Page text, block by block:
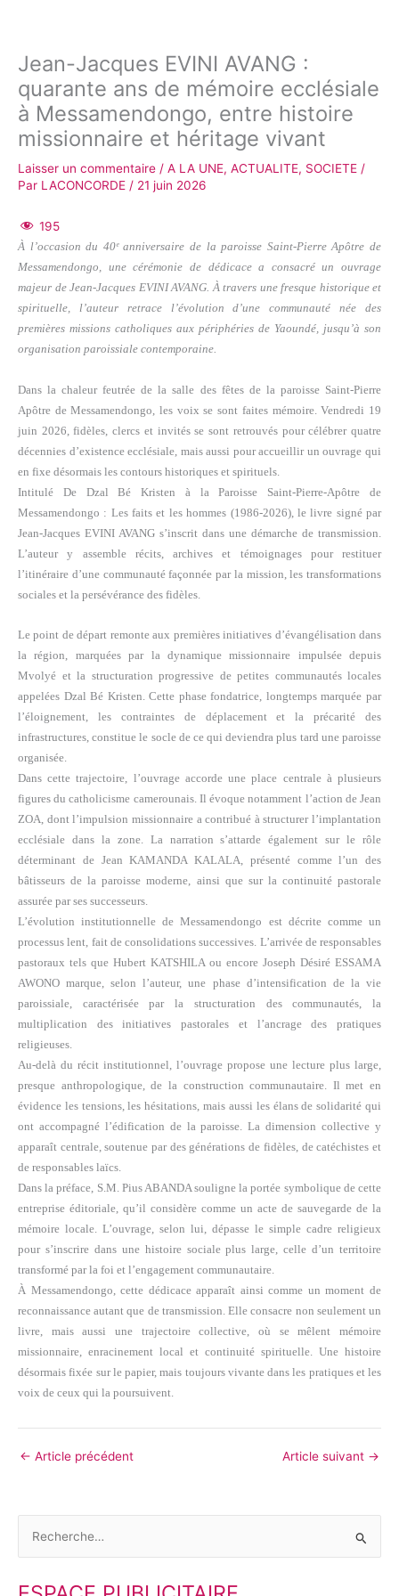
Jean-Jacques EVINI AVANG :
quarante ans de mémoire ecclésiale
à Messamendongo, entre histoire
missionnaire et héritage vivant
Laisser un commentaire / A LA UNE, ACTUALITE, SOCIETE /
Par LACONCORDE / 21 juin 2026
195
À l’occasion du 40ᵉ anniversaire de la paroisse Saint-Pierre Apôtre de
Messamendongo, une cérémonie de dédicace a consacré un ouvrage
majeur de Jean-Jacques EVINI AVANG. À travers une fresque historique et
spirituelle, l’auteur retrace l’évolution d’une communauté née des
premières missions catholiques aux périphéries de Yaoundé, jusqu’à son
organisation paroissiale contemporaine.
Dans la chaleur feutrée de la salle des fêtes de la paroisse Saint-Pierre
Apôtre de Messamendongo, les voix se sont faites mémoire. Vendredi 19
juin 2026, fidèles, clercs et invités se sont retrouvés pour célébrer quatre
décennies d’existence ecclésiale, mais aussi pour accueillir un ouvrage qui
en fixe désormais les contours historiques et spirituels.
Intitulé De Dzal Bé Kristen à la Paroisse Saint-Pierre-Apôtre de
Messamendongo : Les faits et les hommes (1986-2026), le livre signé par
Jean-Jacques EVINI AVANG s’inscrit dans une démarche de transmission.
L’auteur y assemble récits, archives et témoignages pour restituer
l’itinéraire d’une communauté façonnée par la mission, les transformations
sociales et la persévérance des fidèles.
Le point de départ remonte aux premières initiatives d’évangélisation dans
la région, marquées par la dynamique missionnaire impulsée depuis
Mvolyé et la structuration progressive de petites communautés locales
appelées Dzal Bé Kristen. Cette phase fondatrice, longtemps marquée par
l’éloignement, les contraintes de déplacement et la précarité des
infrastructures, constitue le socle de ce qui deviendra plus tard une paroisse
organisée.
Dans cette trajectoire, l’ouvrage accorde une place centrale à plusieurs
figures du catholicisme camerounais. Il évoque notamment l’action de Jean
ZOA, dont l’impulsion missionnaire a contribué à structurer l’implantation
ecclésiale dans la zone. La narration s’attarde également sur le rôle
déterminant de Jean KAMANDA KALALA, présenté comme l’un des
bâtisseurs de la paroisse moderne, ainsi que sur la continuité pastorale
assurée par ses successeurs.
L’évolution institutionnelle de Messamendongo est décrite comme un
processus lent, fait de consolidations successives. L’arrivée de responsables
pastoraux tels que Hubert KATSHILA ou encore Joseph Désiré ESSAMA
AWONO marque, selon l’auteur, une phase d’intensification de la vie
paroissiale, caractérisée par la structuration des communautés, la
multiplication des initiatives pastorales et l’ancrage des pratiques
religieuses.
Au-delà du récit institutionnel, l’ouvrage propose une lecture plus large,
presque anthropologique, de la construction communautaire. Il met en
évidence les tensions, les hésitations, mais aussi les élans de solidarité qui
ont accompagné l’édification de la paroisse. La dimension collective y
apparaît centrale, soutenue par des générations de fidèles, de catéchistes et
de responsables laïcs.
Dans la préface, S.M. Pius ABANDA souligne la portée symbolique de cette
entreprise éditoriale, qu’il considère comme un acte de sauvegarde de la
mémoire locale. L’ouvrage, selon lui, dépasse le simple cadre religieux
pour s’inscrire dans une histoire sociale plus large, celle d’un territoire
transformé par la foi et l’engagement communautaire.
À Messamendongo, cette dédicace apparaît ainsi comme un moment de
reconnaissance autant que de transmission. Elle consacre non seulement un
livre, mais aussi une trajectoire collective, où se mêlent mémoire
missionnaire, enracinement local et continuité spirituelle. Une histoire
désormais fixée sur le papier, mais toujours vivante dans les pratiques et les
voix de ceux qui la poursuivent.
← Article précédent Article suivant →
c